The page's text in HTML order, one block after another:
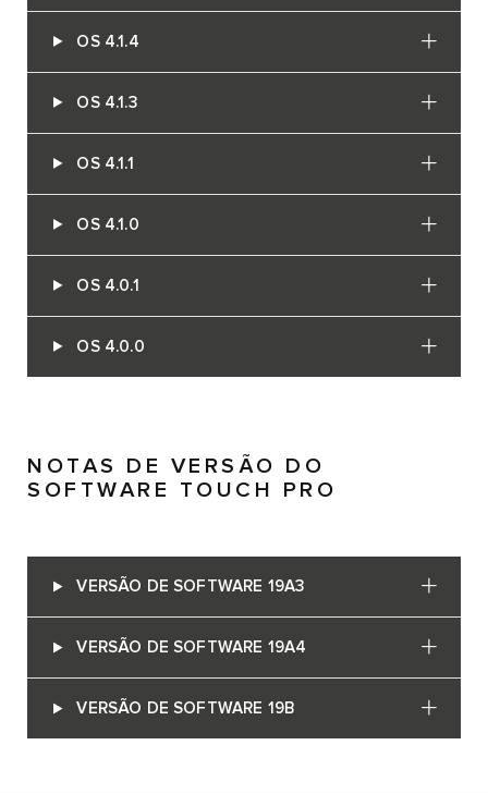
OS 4.1.4
OS 4.1.3
OS 4.1.1
OS 4.1.0
OS 4.0.1
OS 4.0.0
NOTAS DE VERSÃO DO
SOFTWARE TOUCH PRO
VERSÃO DE SOFTWARE 19A3
VERSÃO DE SOFTWARE 19A4
VERSÃO DE SOFTWARE 19B